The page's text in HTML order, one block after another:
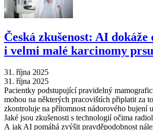
Česká zkušenost: AI
i velmi malé karcinomy prsu
31. října 2025
31. října 2025
Pacientky podstupující pravidelný
mohou na některých pracovištích připlatit za
zkontroluje na přítomnost nádorového bujení
Jaké jsou zkušenosti s technologií očima
A jak AI pomáhá zvýšit pravděpodobnost